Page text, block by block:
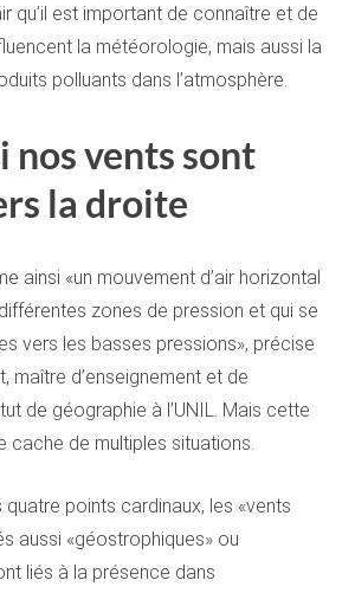
qu’il est important de connaître et de
la météorologie, mais aussi la
polluants dans l’atmosphère.
nos vents sont
la droite
ainsi «un mouvement d’air horizontal
zones de pression et qui se
vers les basses pressions», précise
maître d’enseignement et de
de géographie à l’UNIL. Mais cette
cache de multiples situations.
quatre points cardinaux, les «vents
aussi «géostrophiques» ou
liés à la présence dans